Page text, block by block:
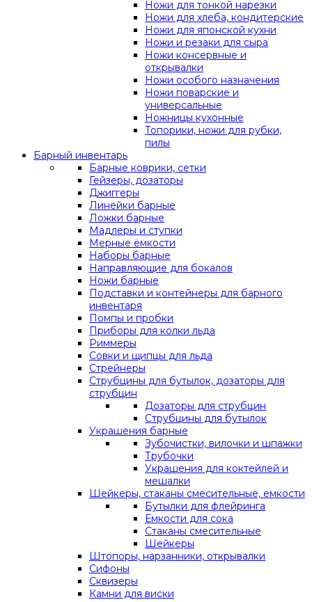
Ножи для тонкой нарезки
Ножи для хлеба, кондитерские
Ножи для японской кухни
Ножи и резаки для сыра
Ножи консервные и
открывалки
Ножи особого назначения
Ножи поварские и
универсальные
Ножницы кухонные
Топорики, ножи для рубки,
пилы
Барный инвентарь
Барные коврики, сетки
Гейзеры, дозаторы
Джиггеры
Линейки барные
Ложки барные
Мадлеры и ступки
Мерные ёмкости
Наборы барные
Направляющие для бокалов
Ножи барные
Подставки и контейнеры для барного
инвентаря
Помпы и пробки
Приборы для колки льда
Риммеры
Совки и щипцы для льда
Стрейнеры
Струбцины для бутылок, дозаторы для
струбцин
Дозаторы для струбцин
Струбцины для бутылок
Украшения барные
Зубочистки, вилочки и шпажки
Трубочки
Украшения для коктейлей и
мешалки
Шейкеры, стаканы смесительные, емкости
Бутылки для флейринга
Емкости для сока
Стаканы смесительные
Шейкеры
Штопоры, нарзанники, открывалки
Сифоны
Сквизеры
Камни для виски